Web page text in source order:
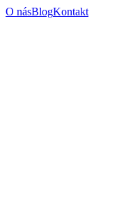
O násBlogKontakt